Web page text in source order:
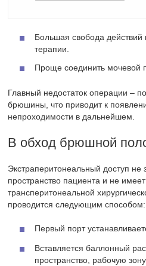
Большая свобода действий
терапии.
Проще соединить мочевой
Главный недостаток операции –
брюшины, что приводит к
непроходимости в дальнейшем.
В обход брюшной
Экстраперитонеальный доступ не
пространство пациента и не
трансперитонеальной
проводится следующим способом:
Первый порт
Вставляется баллонный
пространство, рабочую